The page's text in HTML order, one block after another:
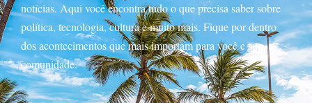
notícias. Aqui você encontra tudo o que precisa saber sobre
política, tecnologia, cultura e muito mais. Fique por dentro
dos acontecimentos que mais importam para você e sua
comunidade.